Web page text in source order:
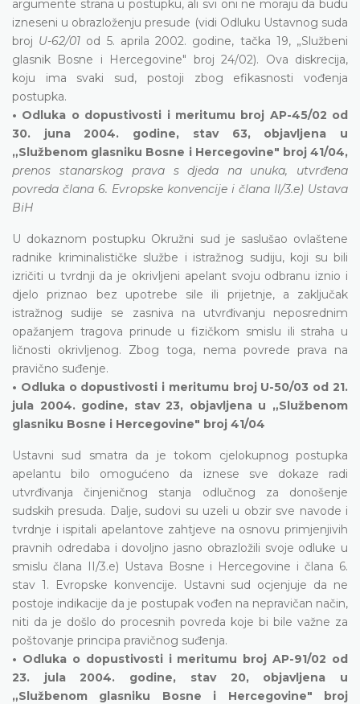
argumente strana u postupku, ali svi oni ne moraju da budu
izneseni u obrazloženju presude (vidi Odluku Ustavnog suda
broj U-62/01 od 5. aprila 2002. godine, tačka 19, „Službeni
glasnik Bosne i Hercegovine" broj 24/02). Ova diskrecija,
koju ima svaki sud, postoji zbog efikasnosti vođenja
postupka.
• Odluka o dopustivosti i meritumu broj AP-45/02 od
30. juna 2004. godine, stav 63, objavljena u
„Službenom glasniku Bosne i Hercegovine" broj 41/04,
prenos stanarskog prava s djeda na unuka, utvrđena
povreda člana 6. Evropske konvencije i člana II/3.e) Ustava
BiH
U dokaznom postupku Okružni sud je saslušao ovlaštene
radnike kriminalističke službe i istražnog sudiju, koji su bili
izričiti u tvrdnji da je okrivljeni apelant svoju odbranu iznio i
djelo priznao bez upotrebe sile ili prijetnje, a zaključak
istražnog sudije se zasniva na utvrđivanju neposrednim
opažanjem tragova prinude u fizičkom smislu ili straha u
ličnosti okrivljenog. Zbog toga, nema povrede prava na
pravično suđenje.
• Odluka o dopustivosti i meritumu broj U-50/03 od 21.
jula 2004. godine, stav 23, objavljena u „Službenom
glasniku Bosne i Hercegovine" broj 41/04
Ustavni sud smatra da je tokom cjelokupnog postupka
apelantu bilo omogućeno da iznese sve dokaze radi
utvrđivanja činjeničnog stanja odlučnog za donošenje
sudskih presuda. Dalje, sudovi su uzeli u obzir sve navode i
tvrdnje i ispitali apelantove zahtjeve na osnovu primjenjivih
pravnih odredaba i dovoljno jasno obrazložili svoje odluke u
smislu člana II/3.e) Ustava Bosne i Hercegovine i člana 6.
stav 1. Evropske konvencije. Ustavni sud ocjenjuje da ne
postoje indikacije da je postupak vođen na nepravičan način,
niti da je došlo do procesnih povreda koje bi bile važne za
poštovanje principa pravičnog suđenja.
• Odluka o dopustivosti i meritumu broj AP-91/02 od
23. jula 2004. godine, stav 20, objavljena u
„Službenom glasniku Bosne i Hercegovine" broj